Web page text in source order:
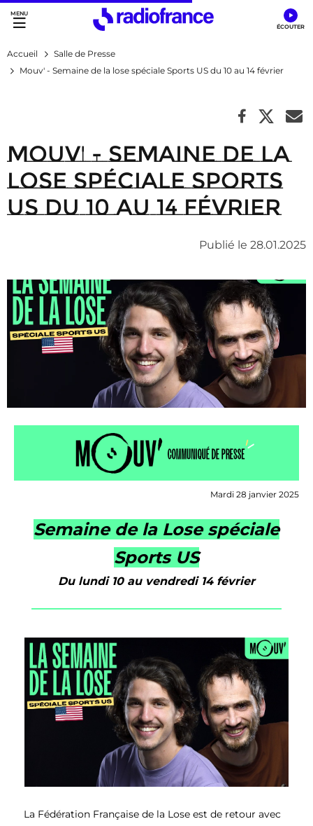
Accès direct :
Menu principal
Contenu
Accueil
Salle de Presse
Mouv' - Semaine de la lose spéciale Sports US du 10 au 14 février
Mouv' - Semaine de la
lose spéciale Sports
US du 10 au 14 février
Publié le 28.01.2025
Mardi 28 janvier 2025
Semaine de la Lose spéciale
Sports US
Du lundi 10 au vendredi 14 février
La Fédération Française de la Lose est de retour avec